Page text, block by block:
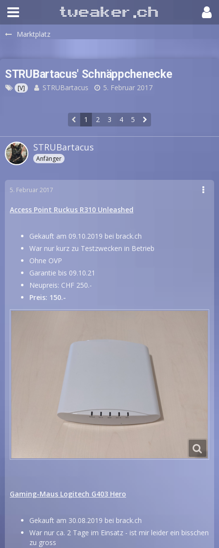
Marktplatz
STRUBartacus' Schnäppchenecke
[V] STRUBartacus 5. Februar 2017
1 2 3 4 5
STRUBartacus
Anfänger
5. Februar 2017
Access Point Ruckus R310 Unleashed
Gekauft am 09.10.2019 bei brack.ch
War nur kurz zu Testzwecken in Betrieb
Ohne OVP
Garantie bis 09.10.21
Neupreis: CHF 250.-
Preis: 150.-
Gaming-Maus Logitech G403 Hero
Gekauft am 30.08.2019 bei brack.ch
War nur ca. 2 Tage im Einsatz - ist mir leider ein bisschen
zu gross